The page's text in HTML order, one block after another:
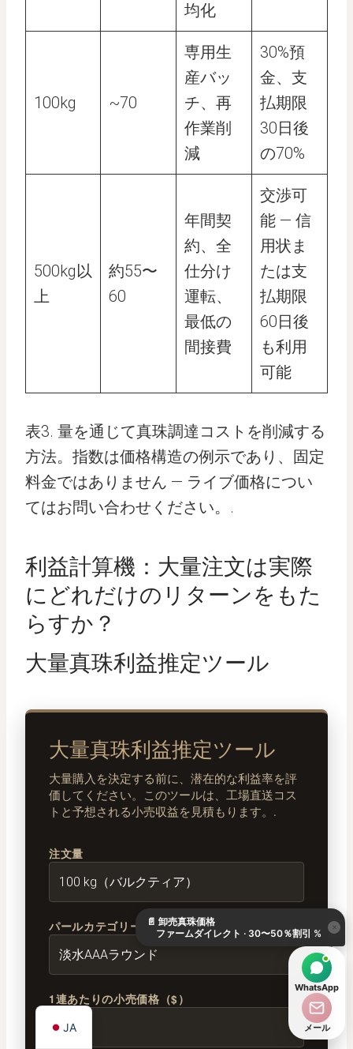
均化
100kg ~70
専用生
産バッ
チ、再
作業削
減
30%預
金、支
払期限
30日後
の70%
500kg以
上
約55〜
60
年間契
約、全
仕分け
運転、
最低の
間接費
交渉可
能 — 信
用状ま
たは支
払期限
60日後
も利用
可能
表3. 量を通じて真珠調達コストを削減する
方法。指数は価格構造の例示であり、固定
料金ではありません — ライブ価格につい
てはお問い合わせください。.
利益計算機：大量注文は実際
にどれだけのリターンをもた
らすか？
大量真珠利益推定ツール
大量真珠利益推定ツール
大量購入を決定する前に、潜在的な利益率を評
価してください。このツールは、工場直送コス
トと予想される小売収益を見積もります。.
注文量
パールカテゴリー
1連あたりの小売価格（$）
📄 卸売真珠価格
ファームダイレクト · 30〜50％割引 %
×
WhatsApp
メール
JA
EN
AR
IT
ES